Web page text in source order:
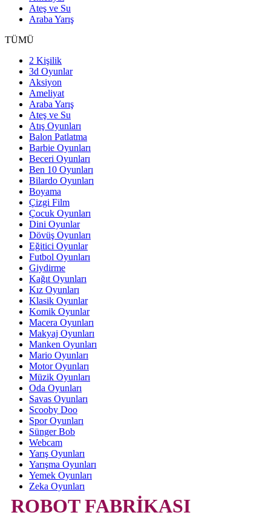
Ateş ve Su
Araba Yarış
TÜMÜ
2 Kişilik
3d Oyunlar
Aksiyon
Ameliyat
Araba Yarış
Ateş ve Su
Atış Oyunları
Balon Patlatma
Barbie Oyunları
Beceri Oyunları
Ben 10 Oyunları
Bilardo Oyunları
Boyama
Çizgi Film
Çocuk Oyunları
Dini Oyunlar
Dövüş Oyunları
Eğitici Oyunlar
Futbol Oyunları
Giydirme
Kağıt Oyunları
Kız Oyunları
Klasik Oyunlar
Komik Oyunlar
Macera Oyunları
Makyaj Oyunları
Manken Oyunları
Mario Oyunları
Motor Oyunları
Müzik Oyunları
Oda Oyunları
Savas Oyunları
Scooby Doo
Spor Oyunları
Sünger Bob
Webcam
Yarış Oyunları
Yarışma Oyunları
Yemek Oyunları
Zeka Oyunları
ROBOT FABRİKASI